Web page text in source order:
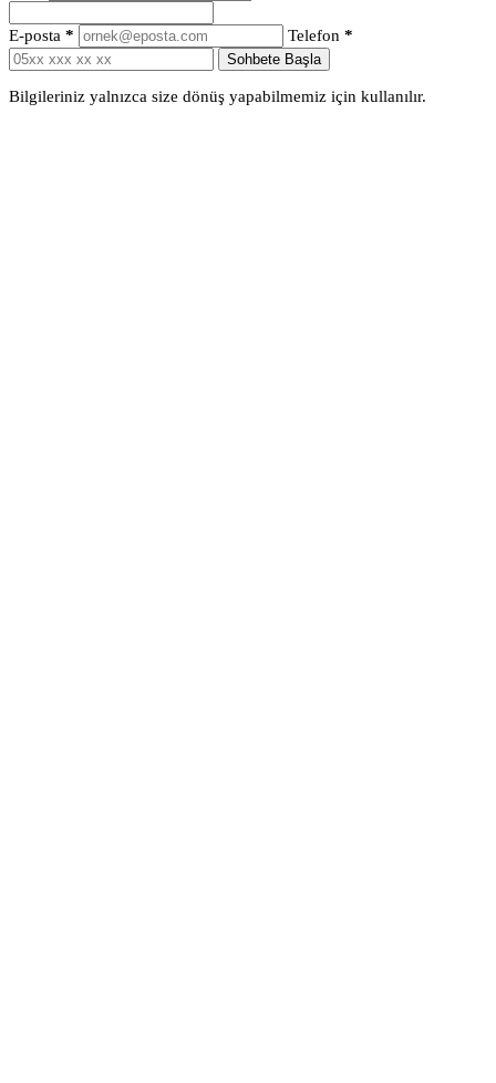
E-posta * Telefon *
Sohbete Başla
Bilgileriniz yalnızca size dönüş yapabilmemiz için kullanılır.